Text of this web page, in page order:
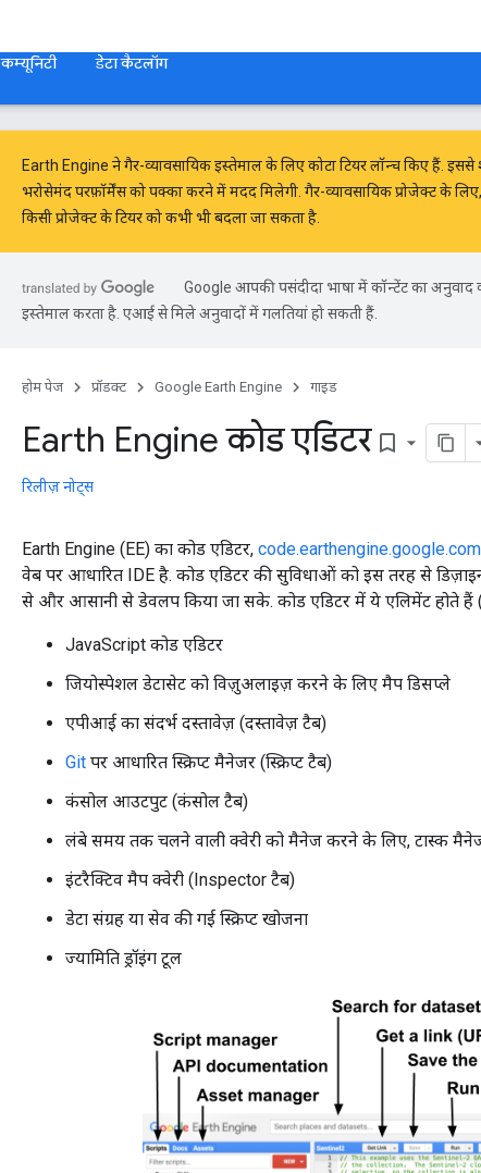
कम्यूनिटी डेटा कैटलॉग
Earth Engine नेगैर-व्यावसायिक इस्तेमाल के लिए कोटा टियरलॉन्च किए हैं. इससे
भरोसेमंद परफ़ॉर्मेंस को पक्का करने में मदद मिलेगी. गैर-व्यावसायिक प्रोजेक्ट के
किसी प्रोजेक्ट के टियर को कभी भी बदला जा सकता है.
Google आपकी पसंदीदा भाषा में कॉन्टेंट का
इस्तेमाल करता है. एआई से मिले अनुवादों में गलतियां हो सकती हैं.
होम पेज प्रॉडक्ट Google Earth Engine गाइड
Earth Engine कोड एडिटर bookmark_border
रिलीज़ नोट्स
Earth Engine (EE) का कोड एडिटर, code.earthengine.google.com
वेब पर आधारित IDE है. कोड एडिटर की सुविधाओं को इस तरह से
से और आसानी से डेवलप किया जा सके. कोड एडिटर में ये एलिमेंट होते हैं
JavaScript कोड एडिटर
जियोस्पेशल डेटासेट को विज़ुअलाइज़ करने के लिए मैप डिसप्ले
एपीआई का संदर्भ दस्तावेज़ (दस्तावेज़ टैब)
Git पर आधारित स्क्रिप्ट मैनेजर (स्क्रिप्ट टैब)
कंसोल आउटपुट (कंसोल टैब)
लंबे समय तक चलने वाली क्वेरी को मैनेज करने के लिए, टास्क
इंटरैक्टिव मैप क्वेरी (Inspector टैब)
डेटा संग्रह या सेव की गई स्क्रिप्ट खोजना
ज्यामिति ड्रॉइंग टूल